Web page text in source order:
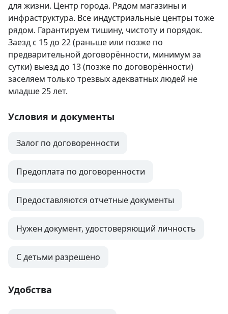
для жизни. Центр города. Рядом магазины и
инфраструктура. Все индустриальные центры тоже
рядом. Гарантируем тишину, чистоту и порядок.
Заезд с 15 до 22 (раньше или позже по
предварительной договорённости, минимум за
сутки) выезд до 13 (позже по договорённости)
заселяем только трезвых адекватных людей не
младше 25 лет.
Условия и документы
Залог по договоренности
Предоплата по договоренности
Предоставляются отчетные документы
Нужен документ, удостоверяющий личность
С детьми разрешено
Удобства